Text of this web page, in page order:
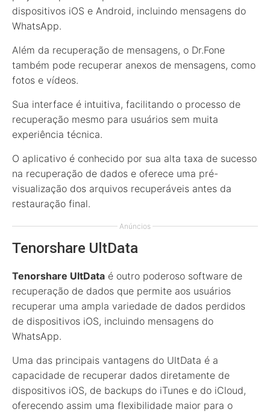
dispositivos iOS e Android, incluindo mensagens do
WhatsApp.
Além da recuperação de mensagens, o Dr.Fone
também pode recuperar anexos de mensagens, como
fotos e vídeos.
Sua interface é intuitiva, facilitando o processo de
recuperação mesmo para usuários sem muita
experiência técnica.
O aplicativo é conhecido por sua alta taxa de sucesso
na recuperação de dados e oferece uma pré-
visualização dos arquivos recuperáveis antes da
restauração final.
Anúncios
Tenorshare UltData
Tenorshare UltData é outro poderoso software de
recuperação de dados que permite aos usuários
recuperar uma ampla variedade de dados perdidos
de dispositivos iOS, incluindo mensagens do
WhatsApp.
Uma das principais vantagens do UltData é a
capacidade de recuperar dados diretamente de
dispositivos iOS, de backups do iTunes e do iCloud,
oferecendo assim uma flexibilidade maior para o